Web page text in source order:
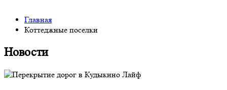
Главная
Коттеджные поселки
Новости